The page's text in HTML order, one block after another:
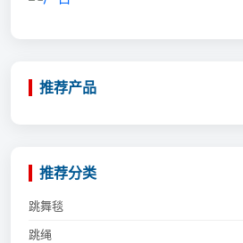
推荐产品
推荐分类
跳舞毯
跳绳